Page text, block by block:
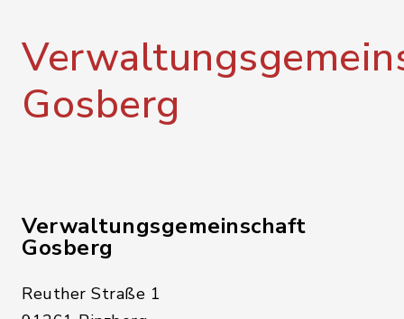
Gosberg
Verwaltungsgemeinschaft
Gosberg
Reuther Straße 1